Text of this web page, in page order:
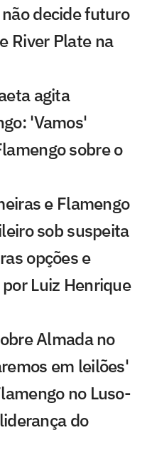
decide futuro
River Plate na
agita
'Vamos'
sobre o
e Flamengo
sob suspeita
opções e
Luiz Henrique
Almada no
em leilões'
no Luso-
do